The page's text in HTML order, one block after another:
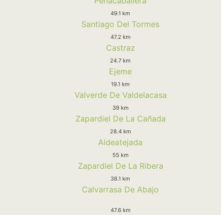
49.1 km
Santiago Del Tormes
47.2 km
Castraz
24.7 km
Ejeme
19.1 km
Valverde De Valdelacasa
39 km
Zapardiel De La Cañada
28.4 km
Aldeatejada
55 km
Zapardiel De La Ribera
38.1 km
Calvarrasa De Abajo
47.6 km